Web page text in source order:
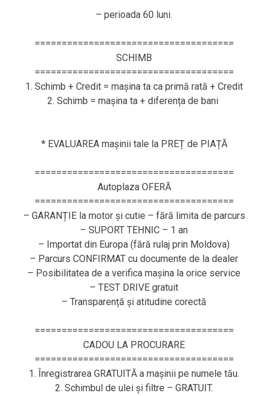
– perioada 60 luni.
=====================================
SCHIMB
=====================================
1. Schimb + Credit = mașina ta ca primă rată + Credit
2. Schimb = mașina ta + diferența de bani
* EVALUAREA mașinii tale la PREȚ de PIAȚĂ
=====================================
Autoplaza OFERĂ
=====================================
– GARANȚIE la motor și cutie – fără limita de parcurs
– SUPORT TEHNIC – 1 an
– Importat din Europa (fără rulaj prin Moldova)
– Parcurs CONFIRMAT cu documente de la dealer
– Posibilitatea de a verifica mașina la orice service
– TEST DRIVE gratuit
– Transparență și atitudine corectă
=====================================
CADOU LA PROCURARE
=====================================
1. Înregistrarea GRATUITĂ a mașinii pe numele tău.
2. Schimbul de ulei și filtre – GRATUIT.